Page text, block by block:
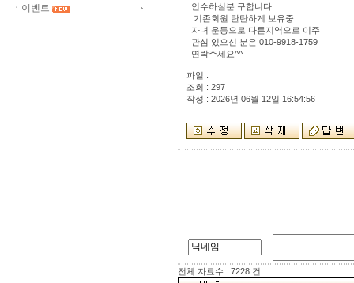
ㆍ이벤트
인수하실분 구합니다.
기존회원 탄탄하게 보유중.
자녀 운동으로 다른지역으로 이주
관심 있으신 분은 010-9918-1759
연락주세요^^
파일 :
조회 : 297
작성 : 2026년 06월 12일 16:54:56
전체 자료수 : 7228 건